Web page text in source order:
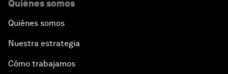
Quiénes somos
Quiénes somos
Nuestra estrategia
Cómo trabajamos